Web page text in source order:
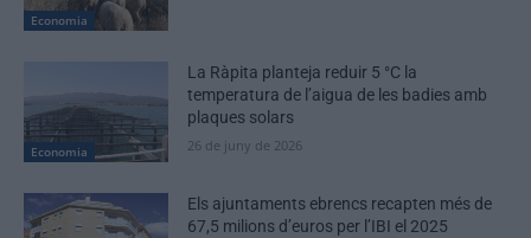
Economia
Economia
La Ràpita planteja reduir 5 °C la
temperatura de l’aigua de les badies amb
plaques solars
26 de juny de 2026
Els ajuntaments ebrencs recapten més de
67,5 milions d’euros per l’IBI el 2025